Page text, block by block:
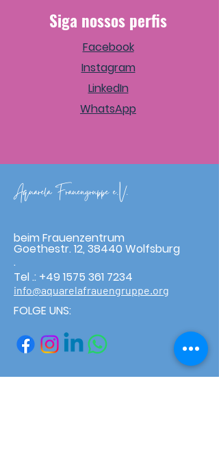
Siga nossos perfis
Facebook
Instagram
LinkedIn
WhatsApp
Aquarela Frauengruppe e.V.
beim Frauenzentrum
Goethestr. 12, 38440 Wolfsburg
.
Tel .: +49 1575 361 7234
info@aquarelafrauengruppe.org
FOLGE UNS: